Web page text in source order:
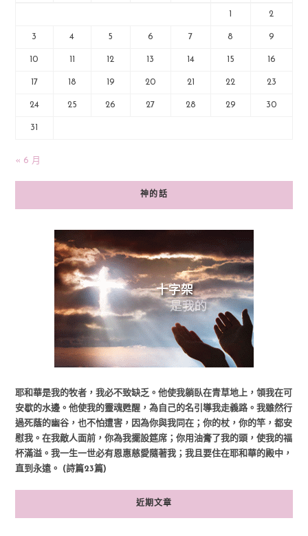
2
3 4 5 6 7 8 9
10 12 13 14 15 16
17 18 19 20 21 22 23
24 25 26 27 28 29 30
31
« 6 月
神的話
耶和華是我的牧者，我必不致缺乏。他使我躺臥在青草地上，領我在可
安歇的水邊。他使我的靈魂甦醒，為自己的名引導我走義路。我雖然行
過死蔭的幽谷，也不怕遭害，因為你與我同在；你的杖，你的竿，都安
慰我。在我敵人面前，你為我擺設筵席；你用油膏了我的頭，使我的福
杯滿溢。我一生一世必有恩惠慈愛隨著我；我且要住在耶和華的殿中，
直到永遠。 (詩篇23篇)
近期文章